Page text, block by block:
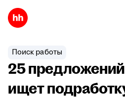
Поиск работы
25
ищет